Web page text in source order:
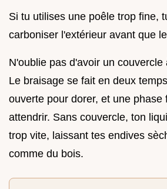
Si tu utilises une poêle trop fine,
carboniser l'extérieur avant que
N'oublie pas d'avoir un couvercle
Le braisage se fait en deux
ouverte pour dorer, et une phase
attendrir. Sans couvercle, ton
trop vite, laissant tes endives
comme du bois.